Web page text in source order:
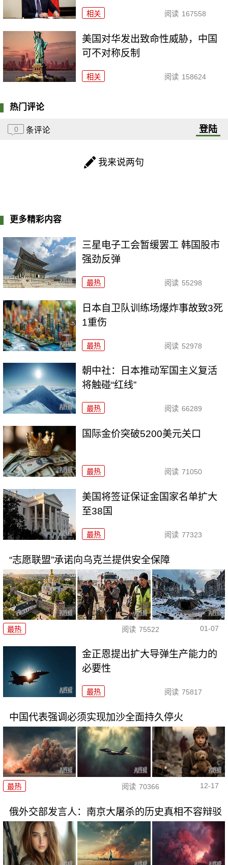
相关 阅读 167558
美国对华发出致命性威胁，中国
可不对称反制
相关 阅读 158624
热门评论
0 条评论 登陆
我来说两句
更多精彩内容
三星电子工会暂缓罢工 韩国股市
强劲反弹
最热 阅读 55298
日本自卫队训练场爆炸事故致3死
1重伤
最热 阅读 52978
朝中社：日本推动军国主义复活
将触碰“红线”
最热 阅读 66289
国际金价突破5200美元关口
最热 阅读 71050
美国将签证保证金国家名单扩大
至38国
最热 阅读 77323
“志愿联盟”承诺向乌克兰提供安全保障
最热 阅读 75522 01-07
金正恩提出扩大导弹生产能力的
必要性
最热 阅读 75817
中国代表强调必须实现加沙全面持久停火
最热 阅读 70366 12-17
俄外交部发言人：南京大屠杀的历史真相不容辩驳